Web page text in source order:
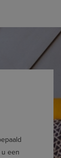
een